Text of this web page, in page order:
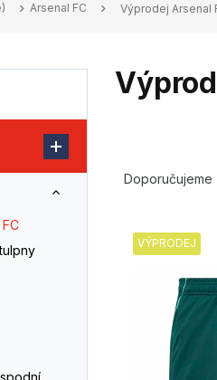
Arsenal FC Výprodej Arsenal
Doporučujeme
VÝPRODEJ